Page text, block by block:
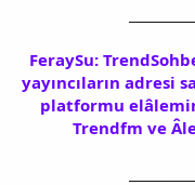
FeraySu:
yayıncıların adresi
platformu
Trendfm ve